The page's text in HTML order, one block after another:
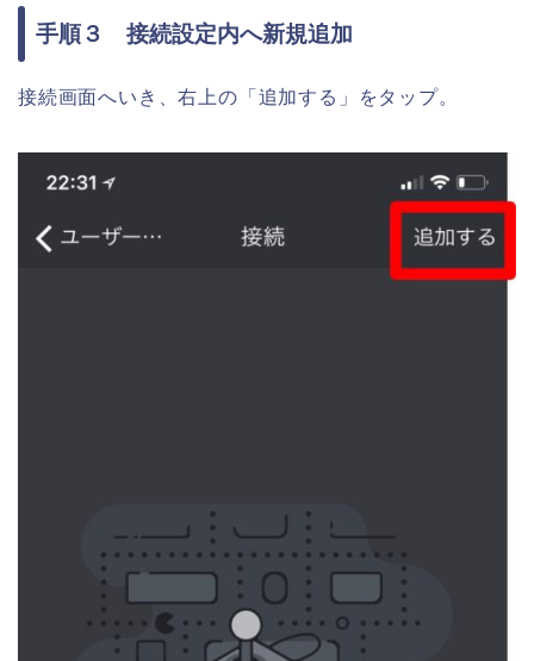
手順３ 接続設定内へ新規追加
接続画面へいき、右上の「追加する」をタップ。